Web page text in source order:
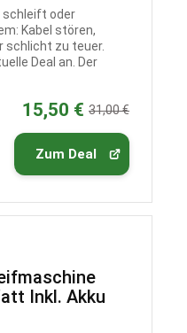
schleift oder
Kabel stören,
schlicht zu teuer.
Deal an. Der
15,50 € 31,00 €
Zum Deal
Inkl. Akku